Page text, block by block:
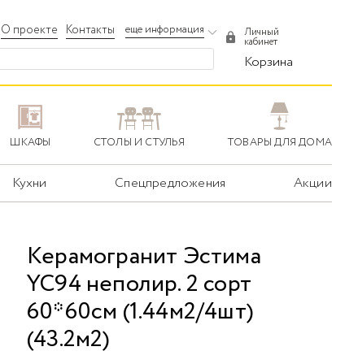
О проекте Контакты еще информация Личный
кабинет
Корзина
ШКАФЫ СТОЛЫ И СТУЛЬЯ ТОВАРЫ ДЛЯ ДОМА
Кухни Спецпредложения Акции
Керамогранит Эстима
YC94 неполир. 2 сорт
60*60см (1.44м2/4шт)
(43.2м2)